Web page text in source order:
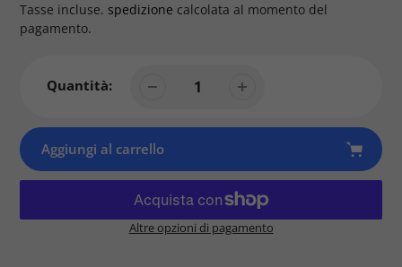
Tasse incluse. spedizione calcolata al momento del
pagamento.
Quantità:
Aggiungi al carrello
Altre opzioni di pagamento